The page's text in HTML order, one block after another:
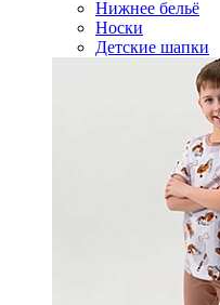
Нижнее бельё
Носки
Детские шапки